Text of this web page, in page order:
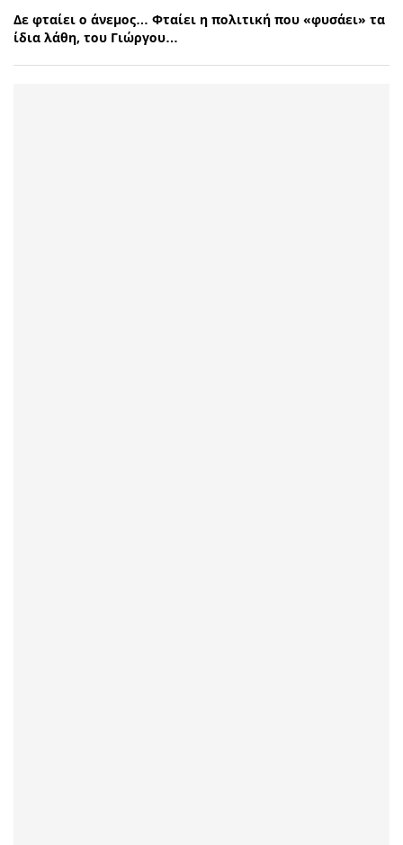
Δε φταίει ο άνεμος… Φταίει η πολιτική που «φυσάει» τα
ίδια λάθη, του Γιώργου…